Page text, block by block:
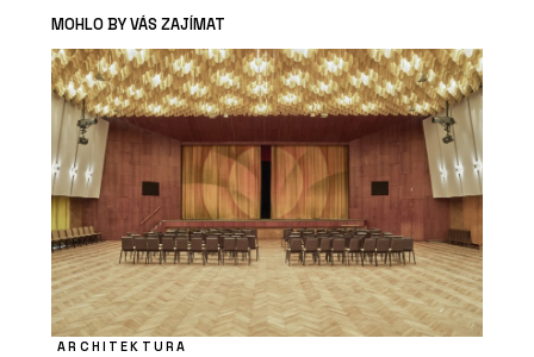
MOHLO BY VÁS ZAJÍMAT
ARCHITEKTURA